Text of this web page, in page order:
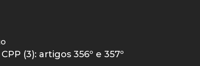
(3): artigos 356º e 357º